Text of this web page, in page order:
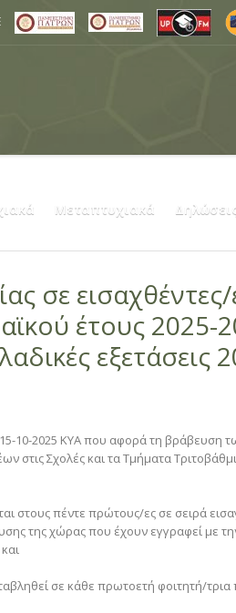
Μεταπτυχιακά
σε εισαχθέντες/
έτους 2025-
εξετάσεις
15-10-2025 ΚΥΑ που αφορά τη βράβευση
στις Σχολές και τα Τμήματα
στους πέντε πρώτους/ες σε σειρά
της χώρας που έχουν εγγραφεί με
σε κάθε πρωτοετή φοιτητή/τρια